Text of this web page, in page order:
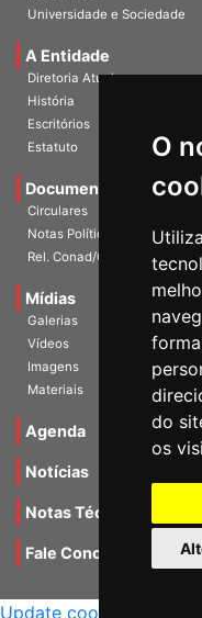
O
do
os
Universidade e Sociedade
A Entidade
Diretoria Atual
História
Escritórios
Estatuto
Documentos
Circulares
Notas Políticas
Rel. Conad/Congresso
Mídias
Galerias
Vídeos
Imagens
Materiais
Agenda
Notícias
Notas Técnicas
Fale Conocsco
Update cookies